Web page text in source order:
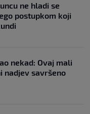
ne hladi se
postupkom koji
nekad: Ovaj mali
nadjev savršeno